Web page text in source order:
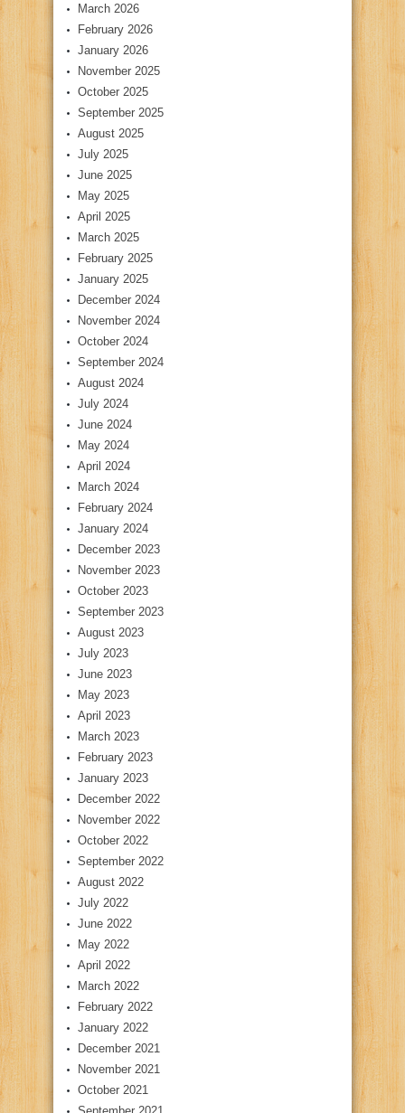
March 2026
February 2026
January 2026
November 2025
October 2025
September 2025
August 2025
July 2025
June 2025
May 2025
April 2025
March 2025
February 2025
January 2025
December 2024
November 2024
October 2024
September 2024
August 2024
July 2024
June 2024
May 2024
April 2024
March 2024
February 2024
January 2024
December 2023
November 2023
October 2023
September 2023
August 2023
July 2023
June 2023
May 2023
April 2023
March 2023
February 2023
January 2023
December 2022
November 2022
October 2022
September 2022
August 2022
July 2022
June 2022
May 2022
April 2022
March 2022
February 2022
January 2022
December 2021
November 2021
October 2021